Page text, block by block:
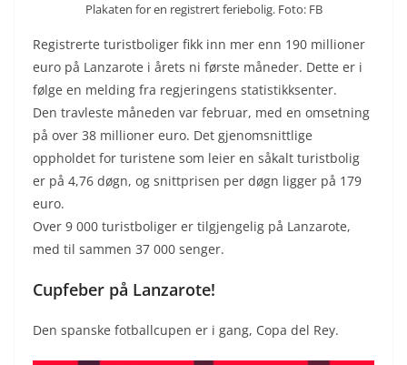
Plakaten for en registrert feriebolig. Foto: FB
Registrerte turistboliger fikk inn mer enn 190 millioner
euro på Lanzarote i årets ni første måneder. Dette er i
følge en melding fra regjeringens statistikksenter.
Den travleste måneden var februar, med en omsetning
på over 38 millioner euro. Det gjenomsnittlige
oppholdet for turistene som leier en såkalt turistbolig
er på 4,76 døgn, og snittprisen per døgn ligger på 179
euro.
Over 9 000 turistboliger er tilgjengelig på Lanzarote,
med til sammen 37 000 senger.
Cupfeber på Lanzarote!
Den spanske fotballcupen er i gang, Copa del Rey.